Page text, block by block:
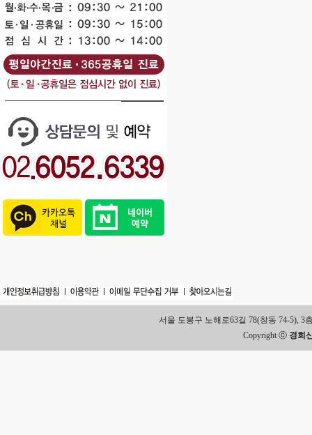
서울 도봉구 노해로63길 78(창동 74-5), 3
Copyright ⓒ 경희